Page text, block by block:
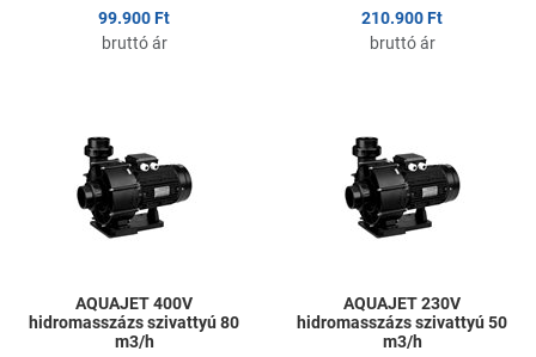
99.900 Ft
bruttó ár
210.900 Ft
bruttó ár
Összehasonlítom
AQUAJET 400V
hidromasszázs szivattyú 80
m3/h
AQUAJET 230V
hidromasszázs szivattyú 50
m3/h